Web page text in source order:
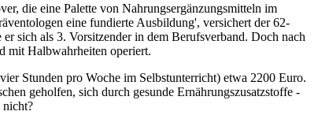
die eine Palette von Nahrungsergänzungsmitteln im
eine fundierte Ausbildung', versichert der 62-
sich als 3. Vorsitzender in dem Berufsverband. Doch nach
mit Halbwahrheiten operiert.
Stunden pro Woche im Selbstunterricht) etwa 2200 Euro.
geholfen, sich durch gesunde Ernährungszusatzstoffe -
nicht?